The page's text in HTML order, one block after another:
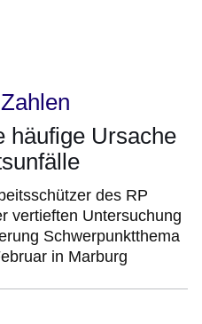
häufige Ursache
des RP
vertieften Untersuchung
Schwerpunktthema
in Marburg